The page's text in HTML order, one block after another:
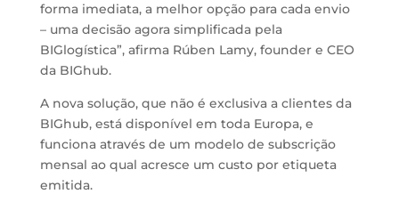
forma imediata, a melhor opção para cada envio
– uma decisão agora simplificada pela
BIGlogística”, afirma Rúben Lamy, founder e CEO
da BIGhub.
A nova solução, que não é exclusiva a clientes da
BIGhub, está disponível em toda Europa, e
funciona através de um modelo de subscrição
mensal ao qual acresce um custo por etiqueta
emitida.